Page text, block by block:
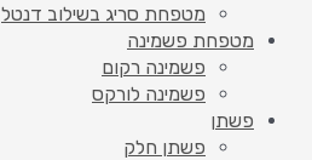
מטפחת סריג בשילוב דנטל
מטפחת פשמינה
פשמינה רקום
פשמינה לורקס
פשתן
פשתן חלק